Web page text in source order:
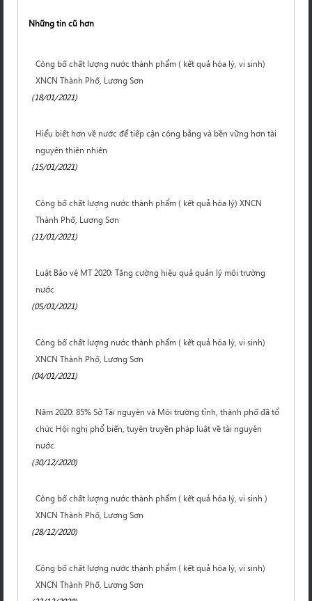
Những tin cũ hơn
Công bố chất lượng nước thành phẩm ( kết quả hóa lý, vi sinh)
XNCN Thành Phố, Lương Sơn
(18/01/2021)
Hiểu biết hơn về nước để tiếp cận công bằng và bền vững hơn tài
nguyên thiên nhiên
(15/01/2021)
Công bố chất lượng nước thành phẩm ( kết quả hóa lý) XNCN
Thành Phố, Lương Sơn
(11/01/2021)
Luật Bảo vệ MT 2020: Tăng cường hiệu quả quản lý môi trường
nước
(05/01/2021)
Công bố chất lượng nước thành phẩm ( kết quả hóa lý, vi sinh)
XNCN Thành Phố, Lương Sơn
(04/01/2021)
Năm 2020: 85% Sở Tài nguyên và Môi trường tỉnh, thành phố đã tổ
chức Hội nghị phổ biến, tuyên truyền pháp luật về tài nguyên
nước
(30/12/2020)
Công bố chất lượng nước thành phẩm ( kết quả hóa lý, vi sinh )
XNCN Thành Phố, Lương Sơn
(28/12/2020)
Công bố chất lượng nước thành phẩm ( kết quả hóa lý, vi sinh)
XNCN Thành Phố, Lương Sơn